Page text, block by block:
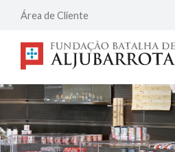
Área de Cliente